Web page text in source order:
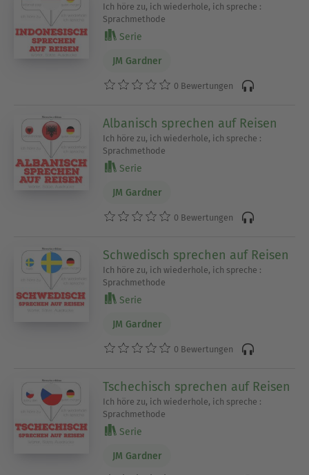
Ich höre zu, ich wiederhole, ich spreche :
Sprachmethode
Serie
JM Gardner
0 Bewertungen
Albanisch sprechen auf Reisen
Ich höre zu, ich wiederhole, ich spreche :
Sprachmethode
Serie
JM Gardner
0 Bewertungen
Schwedisch sprechen auf Reisen
Ich höre zu, ich wiederhole, ich spreche :
Sprachmethode
Serie
JM Gardner
0 Bewertungen
Tschechisch sprechen auf Reisen
Ich höre zu, ich wiederhole, ich spreche :
Sprachmethode
Serie
JM Gardner